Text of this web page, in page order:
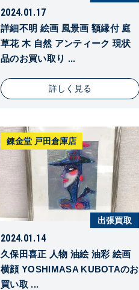
2024.01.17
詳細不明 絵画 風景画 額縁付 庭
草花 木 自然 アンティーク 現状
品のお買い取り ...
詳しく見る
錬金堂 戸田倉庫店
出張買取
2024.01.14
久保田喜正 人物 油絵 油彩 絵画
横顔 YOSHIMASA KUBOTAのお
買い取 ...